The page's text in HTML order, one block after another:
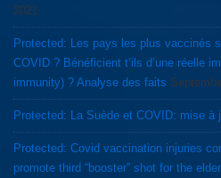
2021
Protected: Les pays les plus vaccinés
COVID ? Bénéficient t’ils d’une réelle
immunity) ? Analyse des faits
Protected: La Suède et COVID: mise à
Protected: Covid vaccination injuries continue to rise as FDA and CDC
promote third “booster” shot for the